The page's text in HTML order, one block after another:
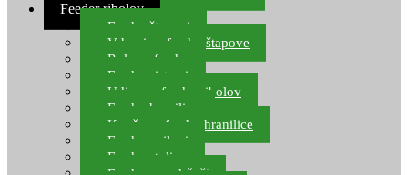
Feeder ribolov
Feeder štapovi
Vrhovi za feeder štapove
Role za feeder
Feeder sistemi
Udice za feeder ribolov
Feeder hranilice
Kopče za feeder hranilice
Feeder najloni
Feeder stolice